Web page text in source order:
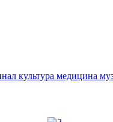
культура медицина